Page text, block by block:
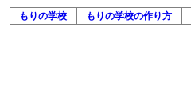
もりの学校 もりの学校の作り方